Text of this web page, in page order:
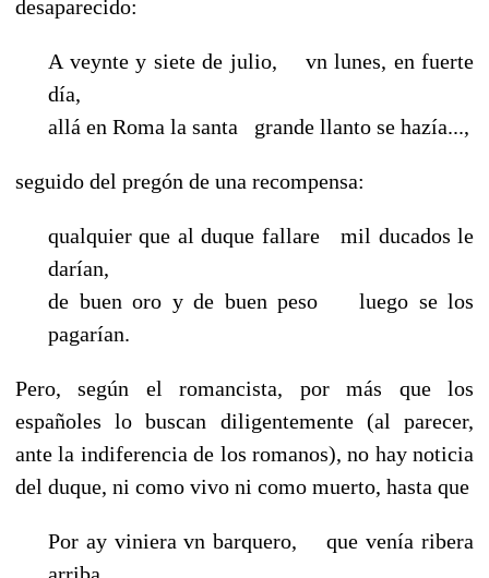
desaparecido:
A veynte y siete de julio, vn lunes, en fuerte
día,
allá en Roma la santa grande llanto se hazía...,
seguido del pregón de una recompensa:
qualquier que al duque fallare mil ducados le
darían,
de buen oro y de buen peso luego se los
pagarían.
Pero, según el romancista, por más que los
españoles lo buscan diligentemente (al parecer,
ante la indiferencia de los romanos), no hay noticia
del duque, ni como vivo ni como muerto, hasta que
Por ay viniera vn barquero, que venía ribera